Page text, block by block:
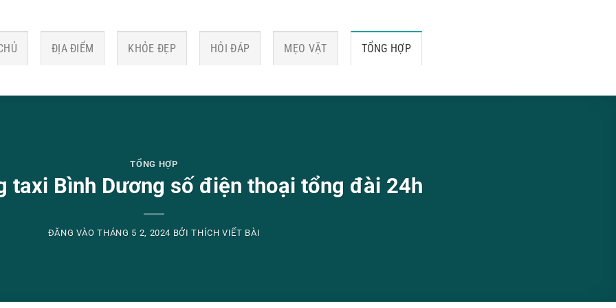
ĐỊA ĐIỂM KHỎE ĐẸP HỎI ĐÁP MẸO VẶT TỔNG HỢP
TỔNG HỢP
taxi Bình Dương số điện thoại tổng đài 24h
ĐĂNG VÀOTHÁNG 5 2, 2024 BỞITHÍCH VIẾT BÀI